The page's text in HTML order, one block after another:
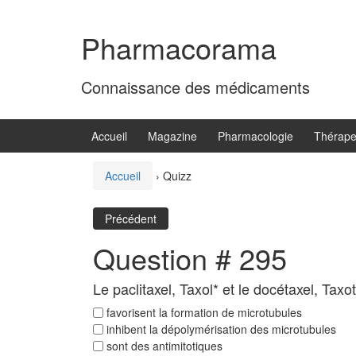
Pharmacorama
Connaissance des médicaments
Accueil Magazine Pharmacologie
Accueil › Quizz
Précédent
Question # 295
Le paclitaxel, Taxol* et le docétaxel,
favorisent la formation de microtubules
inhibent la dépolymérisation des microtubules
sont des antimitotiques